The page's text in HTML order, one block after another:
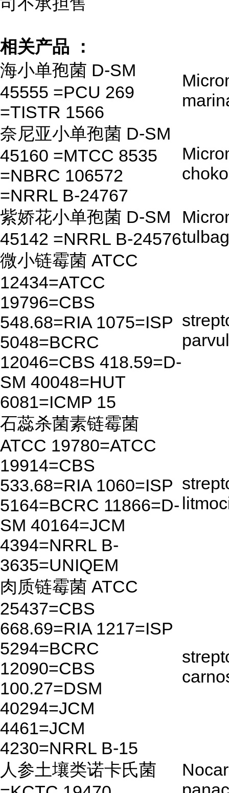
相关产品 ：
海小单孢菌 D-SM
45555 =PCU 269
=TISTR 1566
奈尼亚小单孢菌 D-SM
45160 =MTCC 8535
=NBRC 106572
=NRRL B-24767
紫娇花小单孢菌 D-SM
45142 =NRRL B-24576
微小链霉菌 ATCC
12434=ATCC
19796=CBS
548.68=RIA 1075=ISP
5048=BCRC
12046=CBS 418.59=D-
SM 40048=HUT
6081=ICMP 15
石蕊杀菌素链霉菌
ATCC 19780=ATCC
19914=CBS
533.68=RIA 1060=ISP
5164=BCRC 11866=D-
SM 40164=JCM
4394=NRRL B-
3635=UNIQEM
肉质链霉菌 ATCC
25437=CBS
668.69=RIA 1217=ISP
5294=BCRC
12090=CBS
100.27=DSM
40294=JCM
4461=JCM
4230=NRRL B-15
人参土壤类诺卡氏菌